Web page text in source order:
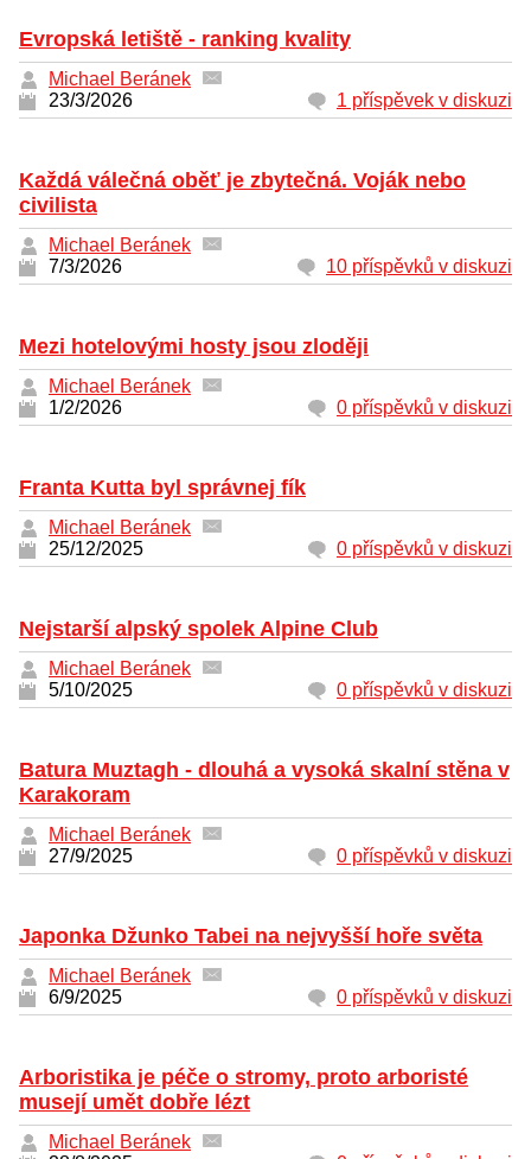
Evropská letiště - ranking kvality
Michael Beránek
23/3/2026
1 příspěvek v diskuzi
Každá válečná oběť je zbytečná. Voják nebo
civilista
Michael Beránek
7/3/2026
10 příspěvků v diskuzi
Mezi hotelovými hosty jsou zloději
Michael Beránek
1/2/2026
0 příspěvků v diskuzi
Franta Kutta byl správnej fík
Michael Beránek
25/12/2025
0 příspěvků v diskuzi
Nejstarší alpský spolek Alpine Club
Michael Beránek
5/10/2025
0 příspěvků v diskuzi
Batura Muztagh - dlouhá a vysoká skalní stěna v
Karakoram
Michael Beránek
27/9/2025
0 příspěvků v diskuzi
Japonka Džunko Tabei na nejvyšší hoře světa
Michael Beránek
6/9/2025
0 příspěvků v diskuzi
Arboristika je péče o stromy, proto arboristé
musejí umět dobře lézt
Michael Beránek